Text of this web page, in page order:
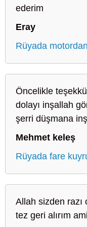
ederim
Eray
Rüyada
Öncelikle
dolayı inşallah
şerri düşmana
Mehmet keleş
Rüyada fare
Allah sizden razı
tez geri alırım